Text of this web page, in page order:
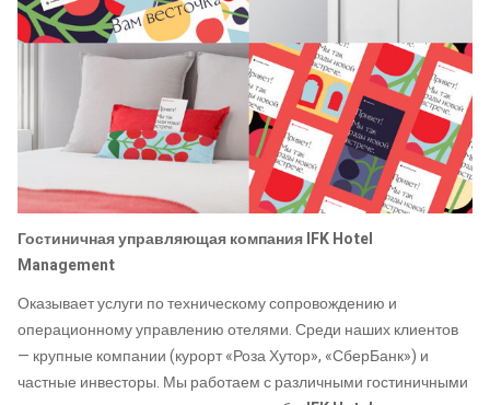
Гостиничная управляющая компания IFK Hotel
Management
Оказывает услуги по техническому сопровождению и
операционному управлению отелями. Среди наших клиентов
— крупные компании (курорт «Роза Хутор», «СберБанк») и
частные инвесторы. Мы работаем с различными гостиничными